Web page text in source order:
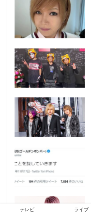
テレビ ライブ